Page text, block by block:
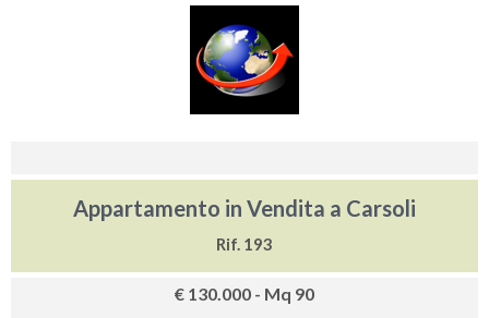
Appartamento in Vendita a Carsoli
Rif. 193
€ 130.000 - Mq 90